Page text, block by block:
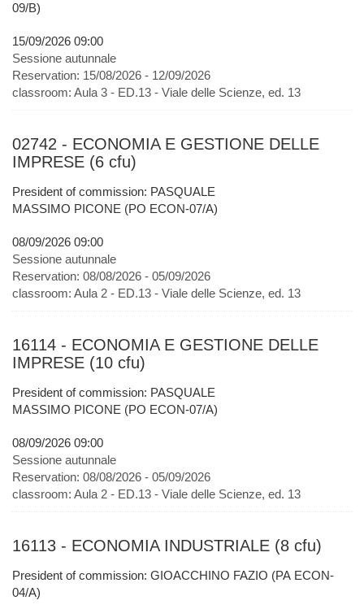
09/B)
15/09/2026 09:00
Sessione autunnale
Reservation: 15/08/2026 - 12/09/2026
classroom: Aula 3 - ED.13 - Viale delle Scienze, ed. 13
02742 - ECONOMIA E GESTIONE DELLE
IMPRESE (6 cfu)
President of commission: PASQUALE
MASSIMO PICONE (PO ECON-07/A)
08/09/2026 09:00
Sessione autunnale
Reservation: 08/08/2026 - 05/09/2026
classroom: Aula 2 - ED.13 - Viale delle Scienze, ed. 13
16114 - ECONOMIA E GESTIONE DELLE
IMPRESE (10 cfu)
President of commission: PASQUALE
MASSIMO PICONE (PO ECON-07/A)
08/09/2026 09:00
Sessione autunnale
Reservation: 08/08/2026 - 05/09/2026
classroom: Aula 2 - ED.13 - Viale delle Scienze, ed. 13
16113 - ECONOMIA INDUSTRIALE (8 cfu)
President of commission: GIOACCHINO FAZIO (PA ECON-
04/A)